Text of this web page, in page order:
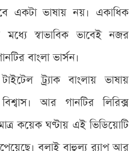
একটা ভাষায় নয়। একাধিক
মধ্যে স্বাভাবিক ভাবেই নজর
বাংলা ভার্সন।
ট্র্যাক বাংলায় ভাষায়
আর গানটির লিরিক্স
কয়েক ঘণ্টায় এই ভিডিয়োটি
বলাই বাহুল্য র‌্যাপ আর